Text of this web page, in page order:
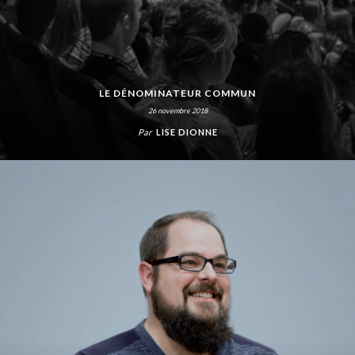
LE DÉNOMINATEUR COMMUN
26 novembre 2018
Par LISE DIONNE